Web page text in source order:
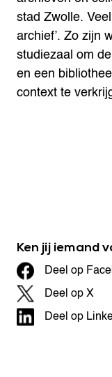
stad Zwolle.
archief’. Zo zijn
studiezaal om
en een
context te
Ken jij iemand
Deel op
Deel op X
Deel op